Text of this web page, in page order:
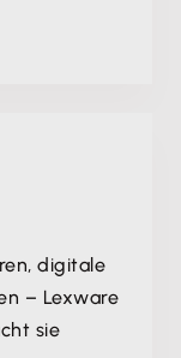
digitale
– Lexware
sie